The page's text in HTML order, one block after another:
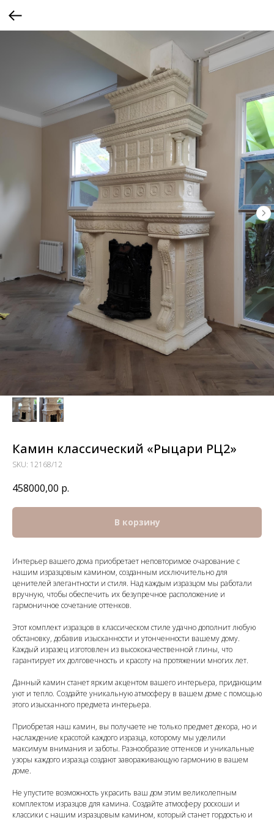
Камин классический «Рыцари РЦ2»
SKU: 12168/12
458000,00 р.
В корзину
Интерьер вашего дома приобретает неповторимое очарование с
нашим изразцовым камином, созданным исключительно для
ценителей элегантности и стиля. Над каждым изразцом мы работали
вручную, чтобы обеспечить их безупречное расположение и
гармоничное сочетание оттенков.
Этот комплект изразцов в классическом стиле удачно дополнит любую
обстановку, добавив изысканности и утонченности вашему дому.
Каждый изразец изготовлен из высококачественной глины, что
гарантирует их долговечность и красоту на протяжении многих лет.
Данный камин станет ярким акцентом вашего интерьера, придающим
уют и тепло. Создайте уникальную атмосферу в вашем доме с помощью
этого изысканного предмета интерьера.
Приобретая наш камин, вы получаете не только предмет декора, но и
наслаждение красотой каждого изразца, которому мы уделили
максимум внимания и заботы. Разнообразие оттенков и уникальные
узоры каждого изразца создают завораживающую гармонию в вашем
доме.
Не упустите возможность украсить ваш дом этим великолепным
комплектом изразцов для камина. Создайте атмосферу роскоши и
классики с нашим изразцовым камином, который станет гордостью и